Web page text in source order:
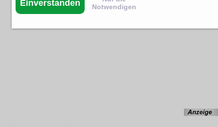
Einverstanden
Notwendigen